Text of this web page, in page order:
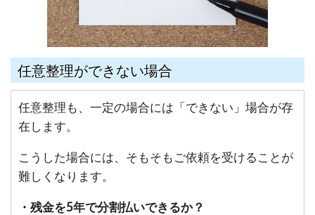
任意整理ができない場合
任意整理も、一定の場合には「できない」場合が存
在します。
こうした場合には、そもそもご依頼を受けることが
難しくなります。
・残金を5年で分割払いできるか？